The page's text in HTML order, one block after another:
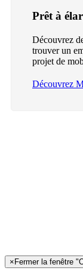
Prêt à
Découvrez
trouver un
projet de
Découvrez
× Fermer la fenêtre